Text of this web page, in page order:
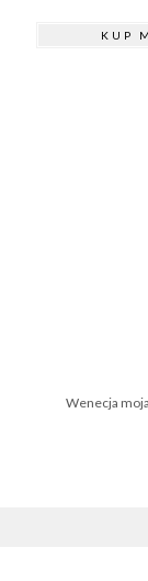
KUP
Wenecja